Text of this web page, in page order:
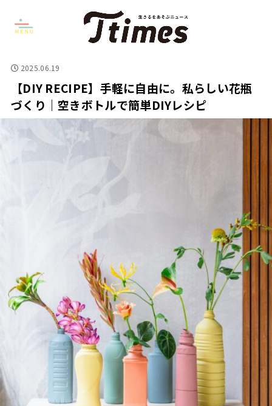
2025.06.19
【DIY RECIPE】手軽に自由に。私らしい花瓶
づくり｜空きボトルで簡単DIYレシピ